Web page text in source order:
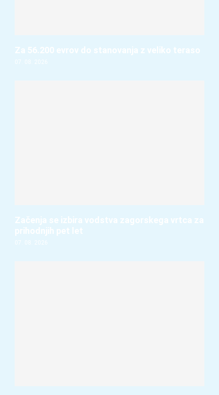
Za 56.200 evrov do stanovanja z veliko teraso
07. 08. 2026
Začenja se izbira vodstva zagorskega vrtca za
prihodnjih pet let
07. 08. 2026